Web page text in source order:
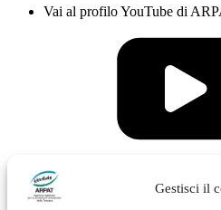
Gestisci il
Vai al profilo YouTube di
Vai al profilo Issuu di ARPAT